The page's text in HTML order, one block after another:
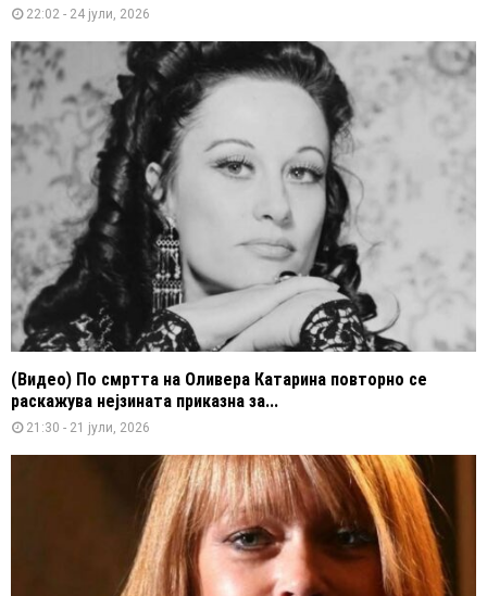
22:02 - 24 јули, 2026
(Видео) По смртта на Оливера Катарина повторно се
раскажува нејзината приказна за...
21:30 - 21 јули, 2026